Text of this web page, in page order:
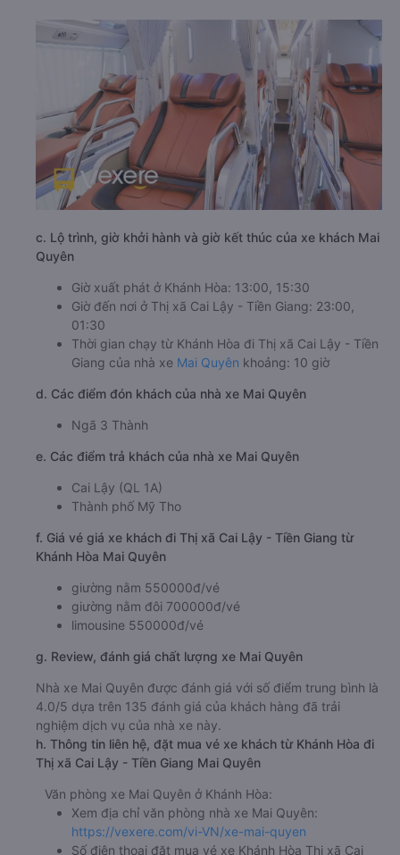
c. Lộ trình, giờ khởi hành và giờ kết thúc của xe khách Mai
Quyên
Giờ xuất phát ở Khánh Hòa: 13:00, 15:30
Giờ đến nơi ở Thị xã Cai Lậy - Tiền Giang: 23:00,
01:30
Thời gian chạy từ Khánh Hòa đi Thị xã Cai Lậy - Tiền
Giang của nhà xe Mai Quyên khoảng: 10 giờ
d. Các điểm đón khách của nhà xe Mai Quyên
Ngã 3 Thành
e. Các điểm trả khách của nhà xe Mai Quyên
Cai Lậy (QL 1A)
Thành phố Mỹ Tho
f. Giá vé giá xe khách đi Thị xã Cai Lậy - Tiền Giang từ
Khánh Hòa Mai Quyên
giường nằm 550000đ/vé
giường nằm đôi 700000đ/vé
limousine 550000đ/vé
g. Review, đánh giá chất lượng xe Mai Quyên
Nhà xe Mai Quyên được đánh giá với số điểm trung bình là
4.0/5 dựa trên 135 đánh giá của khách hàng đã trải
nghiệm dịch vụ của nhà xe này.
h. Thông tin liên hệ, đặt mua vé xe khách từ Khánh Hòa đi
Thị xã Cai Lậy - Tiền Giang Mai Quyên
Văn phòng xe Mai Quyên ở Khánh Hòa:
Xem địa chỉ văn phòng nhà xe Mai Quyên:
https://vexere.com/vi-VN/xe-mai-quyen
Số điện thoại đặt mua vé xe Khánh Hòa Thị xã Cai